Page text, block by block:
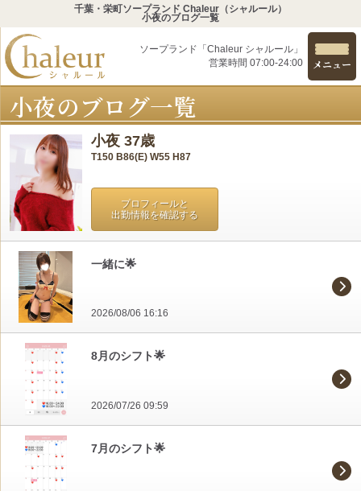
千葉・栄町ソープランド Chaleur（シャルール）
小夜のブログ一覧
ソープランド「Chaleur シャルール」
営業時間 07:00-24:00
メニュー
小夜のブログ一覧
小夜 37歳
T150 B86(E) W55 H87
プロフィールと
出勤情報を確認する
一緒に🌟
2026/08/06 16:16
8月のシフト🌟
2026/07/26 09:59
7月のシフト🌟